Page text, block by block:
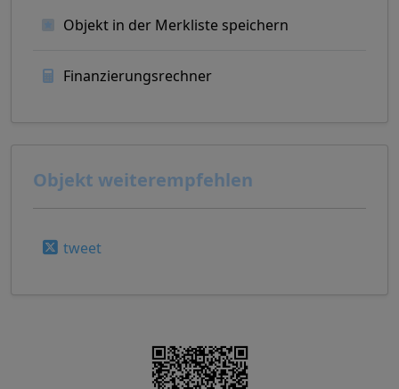
Objekt in der Merkliste speichern
Finanzierungsrechner
Objekt weiterempfehlen
tweet